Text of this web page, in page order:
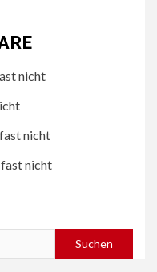
nicht
nicht
nicht